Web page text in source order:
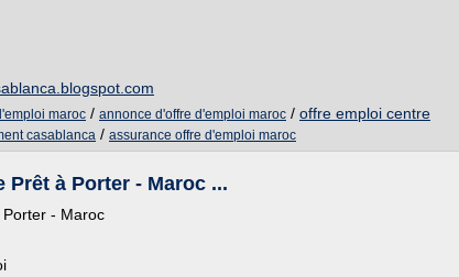
maroc / annonce d'offre d'emploi maroc / offre emploi centre
casablanca / assurance offre d'emploi maroc
Prêt à Porter - Maroc ...
- Maroc